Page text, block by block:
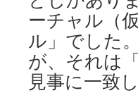
ーチャル（
ル」でした
が、それは
見事に一致